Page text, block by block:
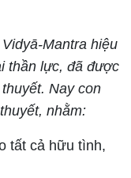
Mantra hiệu
thần lực, đã được
Nay con
nhằm:
tất cả hữu tình,